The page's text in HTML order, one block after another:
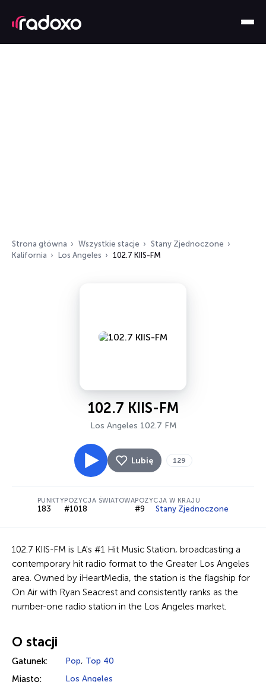
Strona główna Wszystkie stacje
Stany Zjednoczone
Kalifornia
Los Angeles 102.7 KIIS-FM
102.7 KIIS-FM
Los Angeles 102.7 FM
Lubię 129
PUNKTY
183
POZYCJA ŚWIATOWA
#1018
POZYCJA W KRAJU
#9 Stany Zjednoczone
102.7 KIIS-FM is LA's #1 Hit Music Station, broadcasting a
contemporary hit radio format to the Greater Los Angeles
area. Owned by iHeartMedia, the station is the flagship for
On Air with Ryan Seacrest and consistently ranks as the
number-one radio station in the Los Angeles market.
O stacji
Gatunek: Pop, Top 40
Miasto: Los Angeles